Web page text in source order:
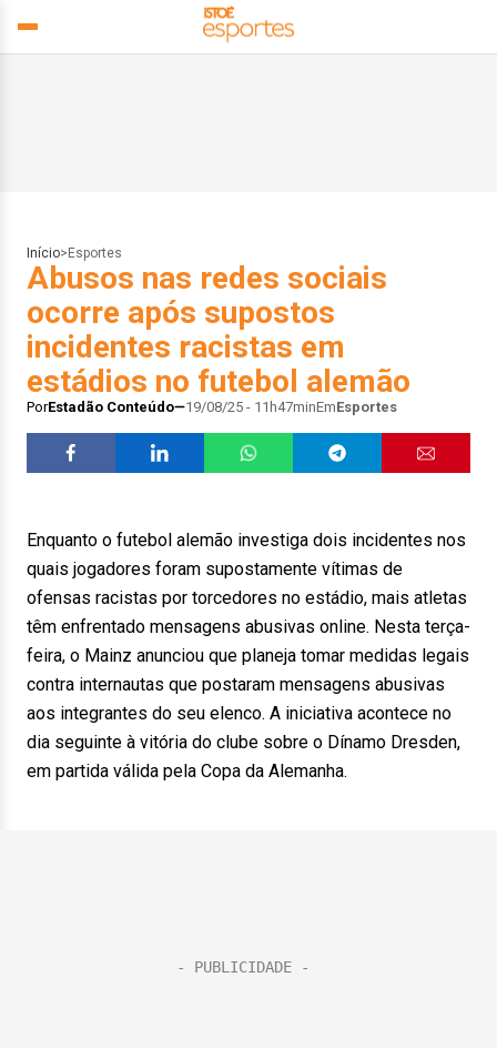
Início> Esportes
Abusos nas redes sociais
ocorre após supostos
incidentes racistas em
estádios no futebol alemão
PorEstadão Conteúdo 19/08/25 - 11h47minEmEsportes
Enquanto o futebol alemão investiga dois incidentes nos
quais jogadores foram supostamente vítimas de
ofensas racistas por torcedores no estádio, mais atletas
têm enfrentado mensagens abusivas online. Nesta terça-
feira, o Mainz anunciou que planeja tomar medidas legais
contra internautas que postaram mensagens abusivas
aos integrantes do seu elenco. A iniciativa acontece no
dia seguinte à vitória do clube sobre o Dínamo Dresden,
em partida válida pela Copa da Alemanha.